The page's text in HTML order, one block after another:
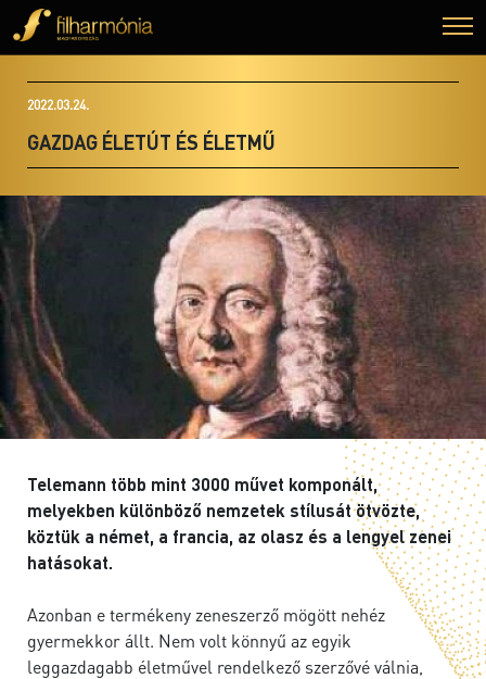
2022.03.24.
GAZDAG ÉLETÚT ÉS ÉLETMŰ
Telemann több mint 3000 művet komponált,
melyekben különböző nemzetek stílusát ötvözte,
köztük a német, a francia, az olasz és a lengyel zenei
hatásokat.
Azonban e termékeny zeneszerző mögött nehéz
gyermekkor állt. Nem volt könnyű az egyik
leggazdagabb életművel rendelkező szerzővé válnia,